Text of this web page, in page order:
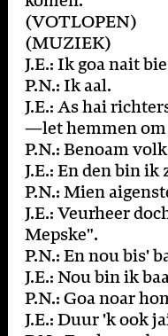
(VOTLOPEN)
(MUZIEK)
J.E.: Ik goa nait
P.N.: Ik aal.
J.E.: As hai
—let hemmen
P.N.: Benoam
J.E.: En den bin
P.N.: Mien
J.E.: Veurheer
Mepske".
P.N.: En nou bis'
J.E.: Nou bin ik
P.N.: Goa noar
J.E.: Duur 'k ook